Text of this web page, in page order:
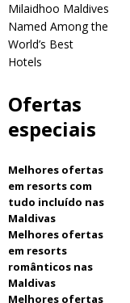
Milaidhoo Maldives
Named Among the
World’s Best
Hotels
Ofertas
especiais
Melhores ofertas
em resorts com
tudo incluído nas
Maldivas
Melhores ofertas
em resorts
românticos nas
Maldivas
Melhores ofertas